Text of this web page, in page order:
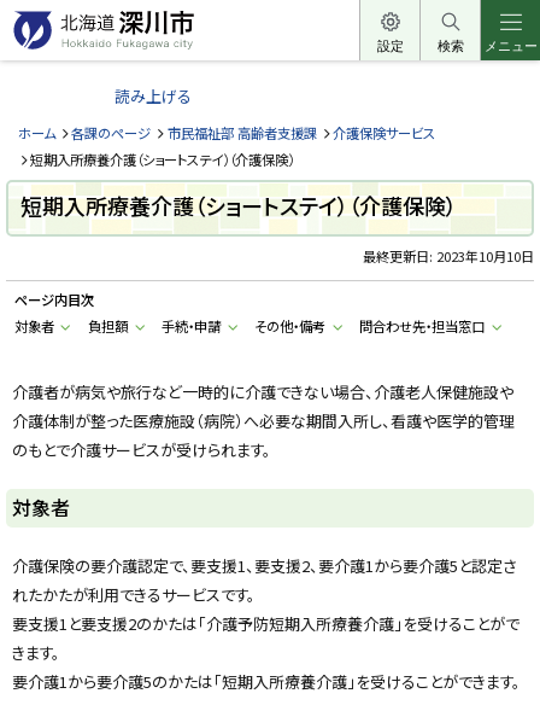
本
文
へ
ー
北
道
深
川
市
H
k
a
d
u
k
a
a
a
c
i
設定 検索 メニュー
読み上げる
ホーム 各課のページ 市民福祉部 高齢者支援課
介護保険サービス
短期入所療養介護（ショートステイ）（介護保険）
短期入所療養介護（ショートステイ）（介護保険）
最終更新日: 2023年10月10日
ページ内目次
対象者
負担額 手続・申請 その他・備考 問合わせ先・担当窓口
介護者が病気や旅行など一時的に介護できない場合、介護老人保健施設や
介護体制が整った医療施設（病院）へ必要な期間入所し、看護や医学的管理
のもとで介護サービスが受けられます。
対象者
介護保険の要介護認定で、要支援1、要支援2、要介護1から要介護5と認定さ
れたかたが利用できるサービスです。
要支援1と要支援2のかたは「介護予防短期入所療養介護」を受けることがで
きます。
要介護1から要介護5のかたは「短期入所療養介護」を受けることができます。